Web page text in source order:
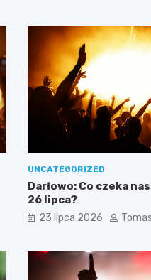
UNCATEGORIZED
Darłowo: Co czeka
26 lipca?
23 lipca 2026